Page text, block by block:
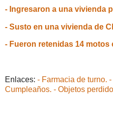
- Ingresaron a una vivienda
- Susto en una vivienda de
- Fueron retenidas 14 motos
Enlaces: - Farmacia de turno. -
Cumpleaños. - Objetos